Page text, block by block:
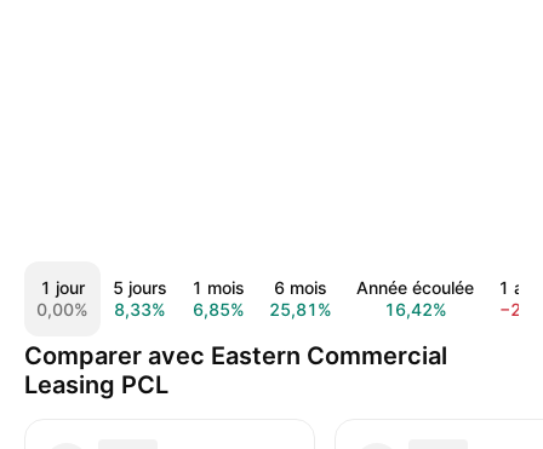
1 jour
0,00%
5 jours
8,33%
1 mois
6,85%
6 mois
25,81%
Année écoulée
16,42%
1
Comparer avec Eastern Commercial
Leasing PCL